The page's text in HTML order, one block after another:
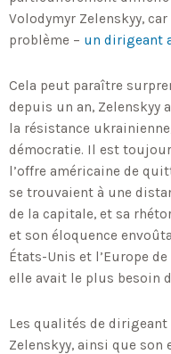
Volodymyr Zelenskyy,
problème – un dirigeant
Cela peut paraître
depuis un an, Zelenskyy
la résistance
démocratie. Il est
l’offre américaine de
se trouvaient à une
de la capitale, et sa
et son éloquence
États-Unis et l’Europe
elle avait le plus besoin
Les qualités de
Zelenskyy, ainsi que